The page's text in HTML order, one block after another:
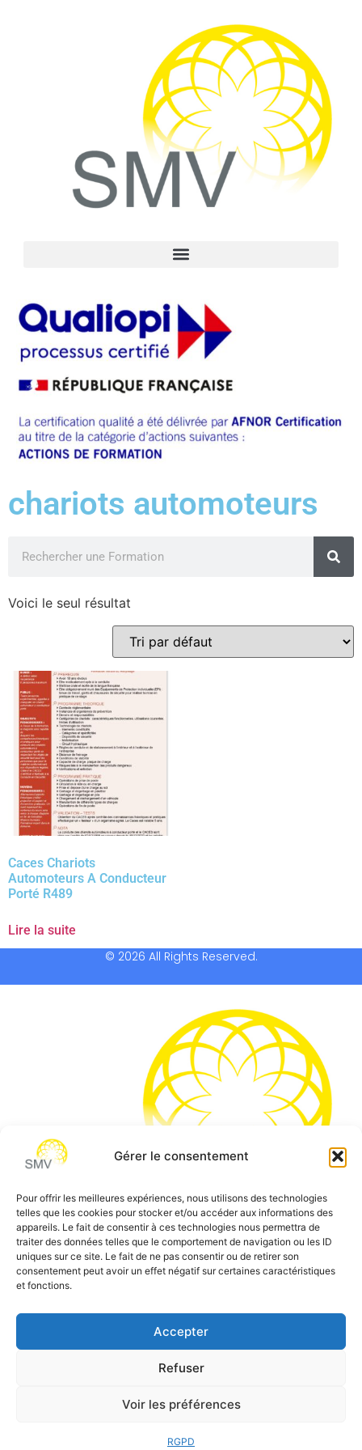
Gérer le consentement
Pour offrir les meilleures expériences, nous utilisons des technologies
telles que les cookies pour stocker et/ou accéder aux informations des
appareils. Le fait de consentir à ces technologies nous permettra de
traiter des données telles que le comportement de navigation ou les ID
uniques sur ce site. Le fait de ne pas consentir ou de retirer son
consentement peut avoir un effet négatif sur certaines caractéristiques
et fonctions.
Accepter
Refuser
Voir les préférences
RGPD
chariots automoteurs
Voici le seul résultat
Caces Chariots
Automoteurs A Conducteur
Porté R489
Lire la suite
© 2026 All Rights Reserved.
SMV permet de vous aider à gagner du temps et vous
permettre de vous concentrer sur l’essentiel de votre
métier
Téléphone:0 805 69 64 75 / 02 37 34 04 04
contact@smvformation.fr
Création & Hébergement Web Cloud par